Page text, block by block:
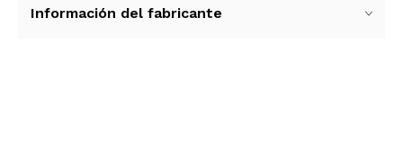
rostro sin generar puntos de presión molestos.
Información del fabricante